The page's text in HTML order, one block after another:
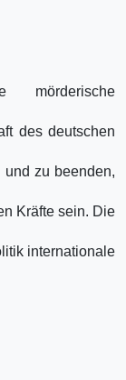
mörderische
des deutschen
und zu beenden,
Kräfte sein. Die
internationale